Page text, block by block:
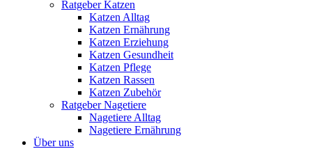
Ratgeber Katzen
Katzen Alltag
Katzen Ernährung
Katzen Erziehung
Katzen Gesundheit
Katzen Pflege
Katzen Rassen
Katzen Zubehör
Ratgeber Nagetiere
Nagetiere Alltag
Nagetiere Ernährung
Über uns